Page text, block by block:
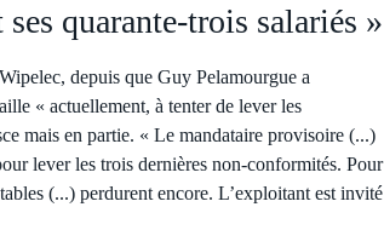
quarante-trois salariés »
depuis que Guy Pelamourgue a
« actuellement, à tenter de lever les
mais en partie. « Le mandataire provisoire (...)
lever les trois dernières non-conformités. Pour
(...) perdurent encore. L’exploitant est invité